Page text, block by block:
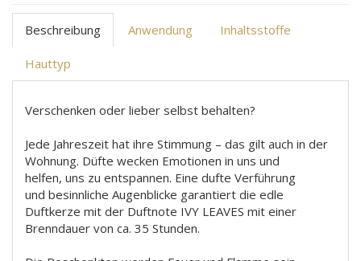
Beschreibung Anwendung Inhaltsstoffe
Hauttyp
Verschenken oder lieber selbst behalten?
Jede Jahreszeit hat ihre Stimmung – das gilt auch in der
Wohnung. Düfte wecken Emotionen in uns und
helfen, uns zu entspannen. Eine dufte Verführung
und besinnliche Augenblicke garantiert die edle
Duftkerze mit der Duftnote IVY LEAVES mit einer
Brenndauer von ca. 35 Stunden.